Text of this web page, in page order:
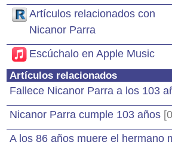
Artículos relacionados con
Nicanor Parra
Escúchalo en Apple Music
Artículos relacionados
Fallece Nicanor Parra a los 103
Nicanor Parra cumple 103 años
A los 86 años muere el hermano